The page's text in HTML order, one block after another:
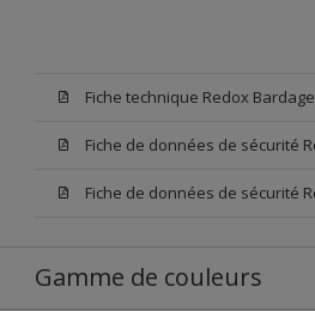
Fiche technique Redox Bardage
Gamme de couleurs